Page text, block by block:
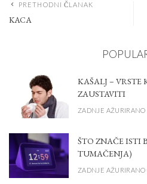
PRETHODNI ČLANAK
KACA
KAŠALJ – VRSTE
ZAUSTAVITI
ZADNJE AŽURIRANO
ŠTO ZNAČE ISTI
TUMAČENJA)
ZADNJE AŽURIRANO